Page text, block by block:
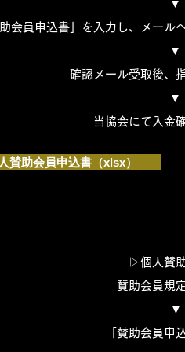
▼
会員申込書」を入力し、メール
▼
確認メール受取後、
▼
当協会にて入金
賛助会員申込書（xlsx）
▷個人賛
賛助会員規
▼
「賛助会員申